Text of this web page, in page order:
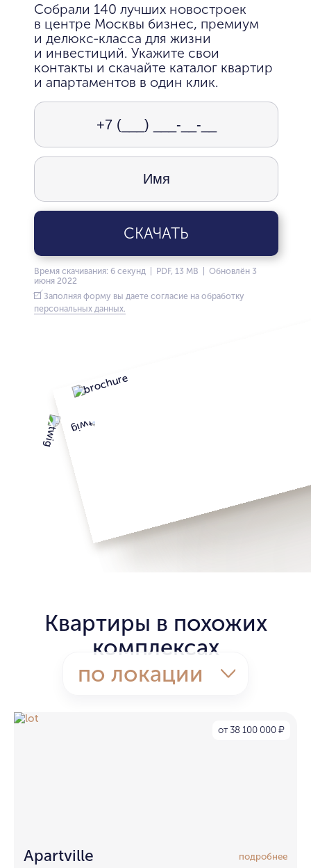
Собрали 140 лучших новостроек
в центре Москвы бизнес, премиум
и делюкс-класса для жизни
и инвестиций. Укажите свои
контакты и скачайте каталог квартир
и апартаментов в один клик.
СКАЧАТЬ
Время скачивания: 6 секунд | PDF, 13 MB | Обновлён 3
июня 2022
Заполняя форму вы даете согласие на обработку
персональных данных.
Квартиры в похожих
комплексах
по локации
от 38 100 000 ₽
Apartville подробнее